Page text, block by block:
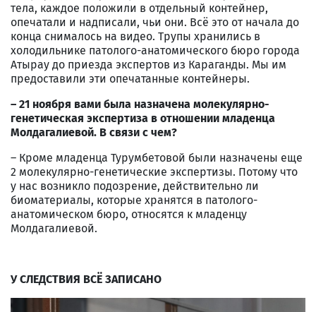
тела, каждое положили в отдельный контейнер,
опечатали и надписали, чьи они. Всё это от начала до
конца снималось на видео. Трупы хранились в
холодильнике патолого-анатомического бюро города
Атырау до приезда экспертов из Караганды. Мы им
предоставили эти опечатанные контейнеры.
– 21 ноября вами была назначена молекулярно-
генетическая экспертиза в отношении младенца
Молдагалиевой. В связи с чем?
– Кроме младенца Турумбетовой были назначены еще
2 молекулярно-генетические экспертизы. Потому что
у нас возникло подозрение, действительно ли
биоматериалы, которые хранятся в патолого-
анатомическом бюро, относятся к младенцу
Молдагалиевой.
У СЛЕДСТВИЯ ВСЁ ЗАПИСАНО